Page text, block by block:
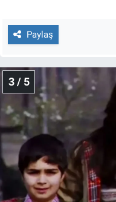
Paylaş
3 / 5
Yerel Gündem
Yerel Yaşam
Canlı Yayın